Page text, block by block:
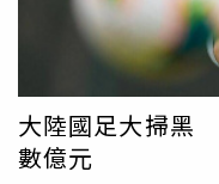
球隊的名單，但他希
文攜手奪冠的詹皇（
洛維尼亞籃球天才唐
似乎對厄文感到高度
的潛在買家。
大陸國足大掃黑
數億元